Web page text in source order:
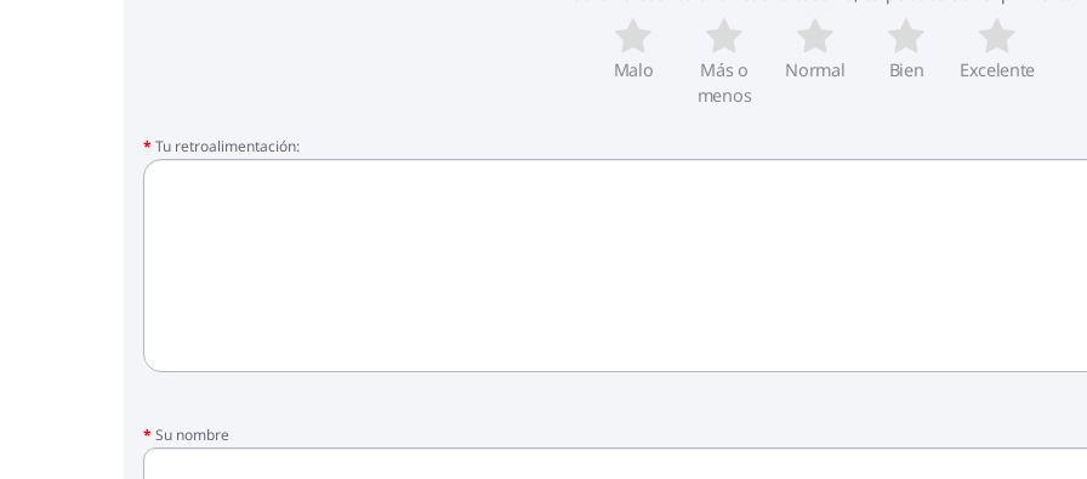
*Las fotos se proporcionan únicamente como ejemplo y pretenden demostrar las propiedades del
indicado en las fotos 1 - 4, en la descripción y título.
Malo
Más o
menos
Normal Bien Excelente
Tu retroalimentación:
Su nombre